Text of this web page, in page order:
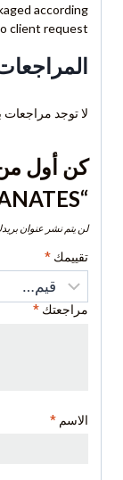
according
client request
لا توجد مراجعات
كن أول
“POMEGRANATES”
لن يتم نشر عنوان
تقييمك*
مراجعتك*
الاسم*